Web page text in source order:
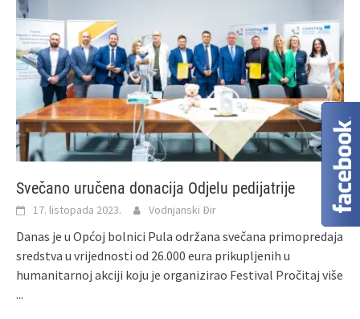
Svečano uručena donacija Odjelu pedijatrije
17. listopada 2023. Vodnjanski Đir
Danas je u Općoj bolnici Pula održana svečana primopredaja
sredstva u vrijednosti od 26.000 eura prikupljenih u
humanitarnoj akciji koju je organizirao Festival Pročitaj više
...